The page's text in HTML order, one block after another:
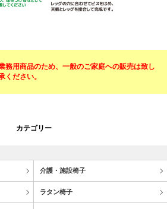
務用商品のため、一般のご家庭への販売は致し
ください。
カテゴリー
介護・施設椅子
ラタン椅子